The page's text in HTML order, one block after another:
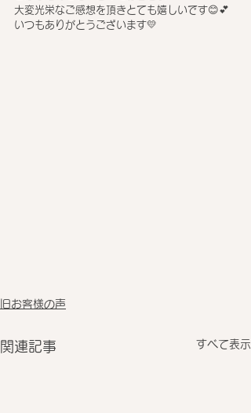
大変光栄なご感想を頂きとても嬉しいです😊💕
いつもありがとうございます💛
旧お客様の声
関連記事 すべて表示